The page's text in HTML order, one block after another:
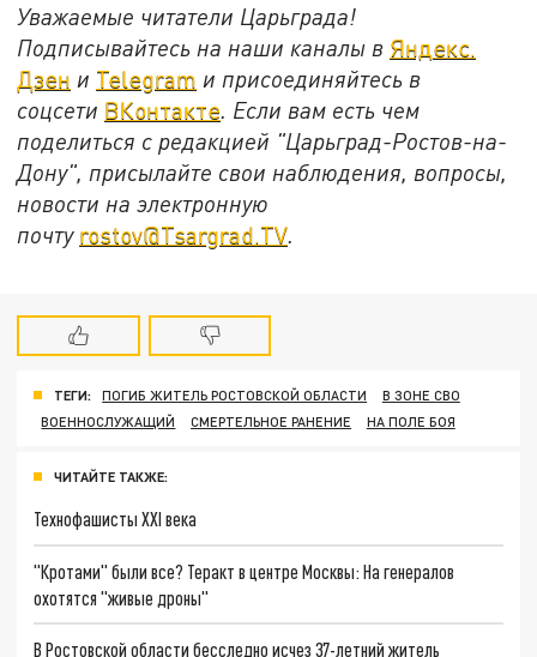
Уважаемые читатели Царьграда!
Подписывайтесь на наши каналы в Яндекс.
Дзен и Telegram и присоединяйтесь в
соцсети ВКонтакте . Если вам есть чем
поделиться с редакцией "Царьград-Ростов-на-
Дону", присылайте свои наблюдения, вопросы,
новости на электронную
почту rostov@Tsargrad.ТV
ТЕГИ: ПОГИБ ЖИТЕЛЬ РОСТОВСКОЙ ОБЛАСТИ
В ЗОНЕ СВО
ВОЕННОСЛУЖАЩИЙ
СМЕРТЕЛЬНОЕ РАНЕНИЕ НА ПОЛЕ БОЯ
ЧИТАЙТЕ ТАКЖЕ:
Технофашисты XXI века
"Кротами" были все? Теракт в центре Москвы: На генералов
охотятся "живые дроны"
В Ростовской области бесследно исчез 37-летний житель